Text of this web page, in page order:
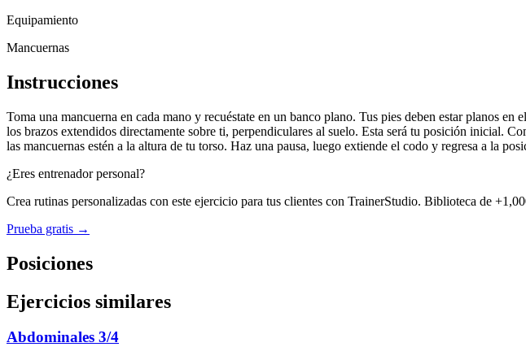
Equipamiento
Mancuernas
Instrucciones
Toma una mancuerna en cada mano y recuéstate en un banco plano. Tus pies deben estar planos
los brazos extendidos directamente sobre ti, perpendiculares al suelo. Esta será tu posición inicial.
las mancuernas estén a la altura de tu torso. Haz una pausa, luego extiende el codo y regresa a la
¿Eres entrenador personal?
Crea rutinas personalizadas con este ejercicio para tus clientes con TrainerStudio. Biblioteca de
Prueba gratis →
Posiciones
Ejercicios similares
Abdominales 3/4